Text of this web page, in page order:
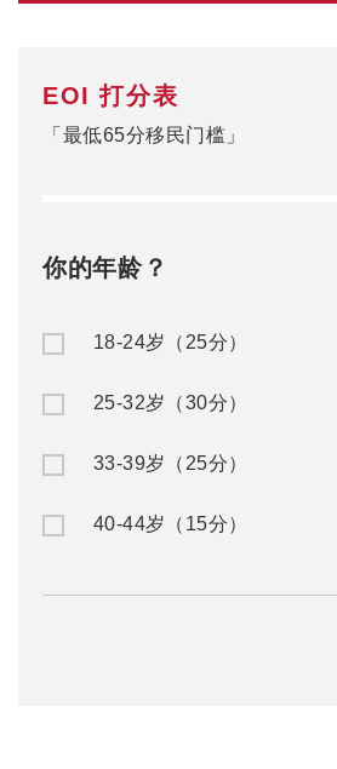
EOI 打分表
「最低65分移民门槛」
你的年龄？
18-24岁（25分）
25-32岁（30分）
33-39岁（25分）
40-44岁（15分）